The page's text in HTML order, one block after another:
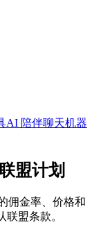
AI 陪伴聊天机器
盟计划
佣金率、价格和
盟条款。